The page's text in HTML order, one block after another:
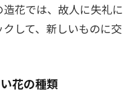
花では、故人に失礼に
して、新しいものに交
花の種類